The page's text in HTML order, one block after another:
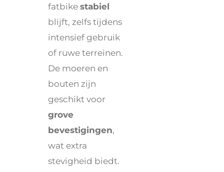
fatbikestabiel
blijft, zelfs tijdens
intensief gebruik
of ruwe terreinen.
De moeren en
bouten zijn
geschikt voor
grove
bevestigingen,
wat extra
stevigheid biedt.